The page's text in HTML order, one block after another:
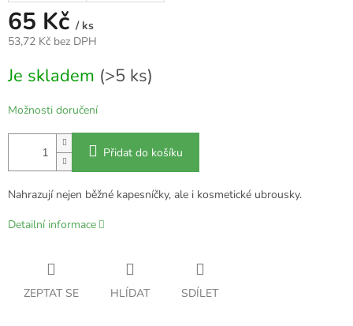
65 Kč / ks
53,72 Kč bez DPH
cena:
Je skladem (>5 ks)
Možnosti doručení
Přidat do košíku
Nahrazují nejen běžné kapesníčky, ale i kosmetické ubrousky.
Detailní informace
ZEPTAT SE HLÍDAT SDÍLET